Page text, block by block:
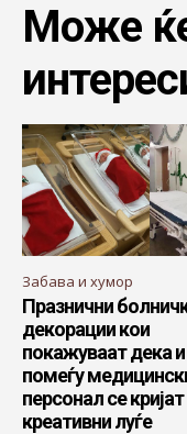
Може
Забава и хумор
Празнични
декорации кои
покажуваат дека и
помеѓу
персонал се кријат
креативни луѓе